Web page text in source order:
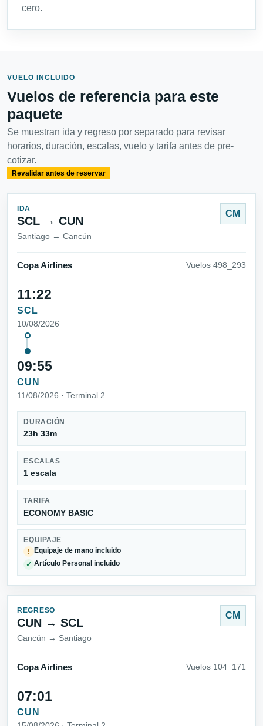
cero.
VUELO INCLUIDO
Vuelos de referencia para este
paquete
Se muestran ida y regreso por separado para revisar
horarios, duración, escalas, vuelo y tarifa antes de pre-
cotizar.
Revalidar antes de reservar
IDA
SCL → CUN
Santiago → Cancún
CM
Copa Airlines Vuelos 498_293
11:22
SCL
10/08/2026
09:55
CUN
11/08/2026 · Terminal 2
DURACIÓN
23h 33m
ESCALAS
1 escala
TARIFA
ECONOMY BASIC
EQUIPAJE
!
Equipaje de mano incluido
✓ Artículo Personal incluido
REGRESO
CUN → SCL
Cancún → Santiago
CM
Copa Airlines Vuelos 104_171
07:01
CUN